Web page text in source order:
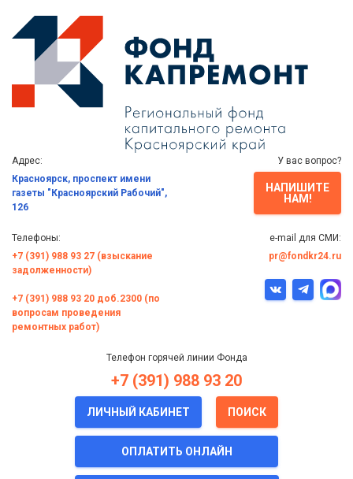
Адрес:
Красноярск, проспект имени
газеты "Красноярский Рабочий",
126
Телефоны:
+7 (391) 988 93 27 (взыскание
задолженности)
+7 (391) 988 93 20 доб.2300 (по
вопросам проведения
ремонтных работ)
У вас вопрос?
НАПИШИТЕ
НАМ!
e-mail для СМИ:
pr@fondkr24.ru
Телефон горячей линии Фонда
+7 (391) 988 93 20
ЛИЧНЫЙ КАБИНЕТ ПОИСК
ОПЛАТИТЬ ОНЛАЙН